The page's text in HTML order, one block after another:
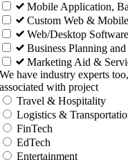
Mobile Application,
Custom Web &
Web/Desktop
Business Planning
Marketing Aid &
We have industry experts
associated with project
Travel & Hospitality
Logistics &
FinTech
EdTech
Entertainment